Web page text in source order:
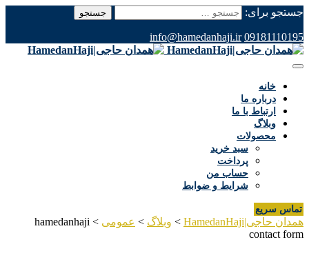
جستجو برای:
09181110195
info@hamedanhaji.ir
خانه
درباره ما
ارتباط با ما
وبلاگ
محصولات
سبد خرید
پرداخت
حساب من
شرایط و ضوابط
تماس سریع
همدان حاجی|HamedanHaji > وبلاگ > عمومی >
hamedanhaji
contact form